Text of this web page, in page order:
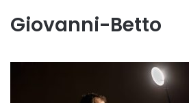
Giovanni-Betto